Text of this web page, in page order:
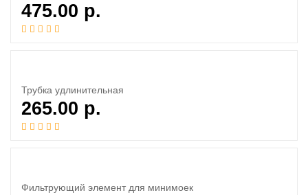
475.00 р.
Трубка удлинительная
265.00 р.
Фильтрующий элемент для минимоек